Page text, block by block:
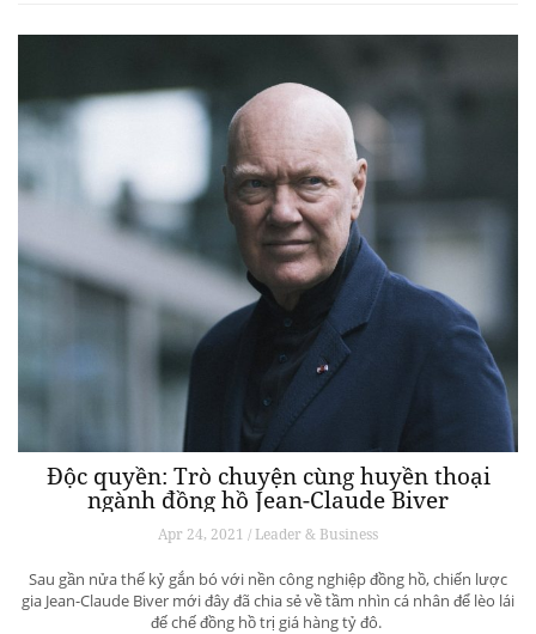
Độc quyền: Trò chuyện cùng huyền thoại
ngành đồng hồ Jean-Claude Biver
Apr 24, 2021 / Leader & Business
Sau gần nửa thế kỷ gắn bó với nền công nghiệp đồng hồ, chiến lược
gia Jean-Claude Biver mới đây đã chia sẻ về tầm nhìn cá nhân để lèo lái
đế chế đồng hồ trị giá hàng tỷ đô.